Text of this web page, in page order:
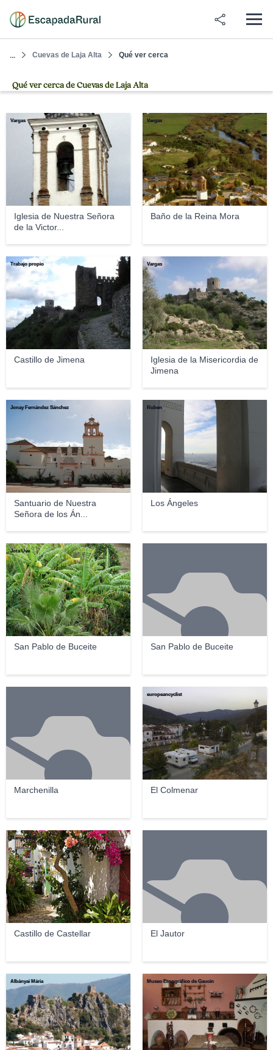
... Cuevas de Laja Alta Qué ver cerca
Qué ver cerca de Cuevas de Laja Alta
Iglesia de Nuestra Señora
de la Victor...
Vargas
Baño de la Reina Mora
Vargas
Castillo de Jimena
Trabajo propio
Iglesia de la Misericordia de
Jimena
Vargas
Santuario de Nuestra
Señora de los Án...
Jonay Fernández Sánchez
Los Ángeles
Ruben
San Pablo de Buceite
Jota Uve
San Pablo de Buceite
Marchenilla El Colmenar
europeancyclist
Castillo de Castellar
Manu Vilela
El Jautor
Albányai Mária Museo Etnográfico de Gaucín